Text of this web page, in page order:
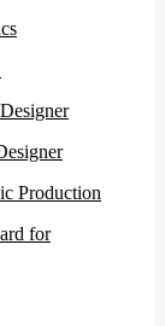
Production
for